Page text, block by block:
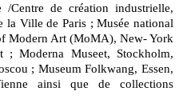
/Centre de création industrielle,
la Ville de Paris ; Musée national
Modern Art (MoMA), New- York
Moderna Museet, Stockholm,
; Museum Folkwang, Essen,
ainsi que de collections